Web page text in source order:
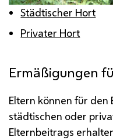
Städtischer Hort
Privater Hort
Ermäßigungen
Eltern können für den
städtischen oder
Elternbeitrags